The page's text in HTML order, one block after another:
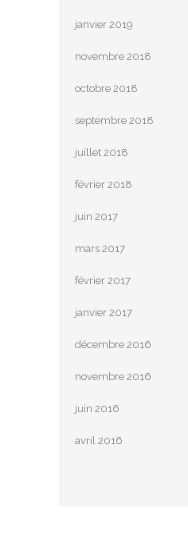
janvier 2019
novembre 2018
octobre 2018
septembre 2018
juillet 2018
février 2018
juin 2017
mars 2017
février 2017
janvier 2017
décembre 2016
novembre 2016
juin 2016
avril 2016